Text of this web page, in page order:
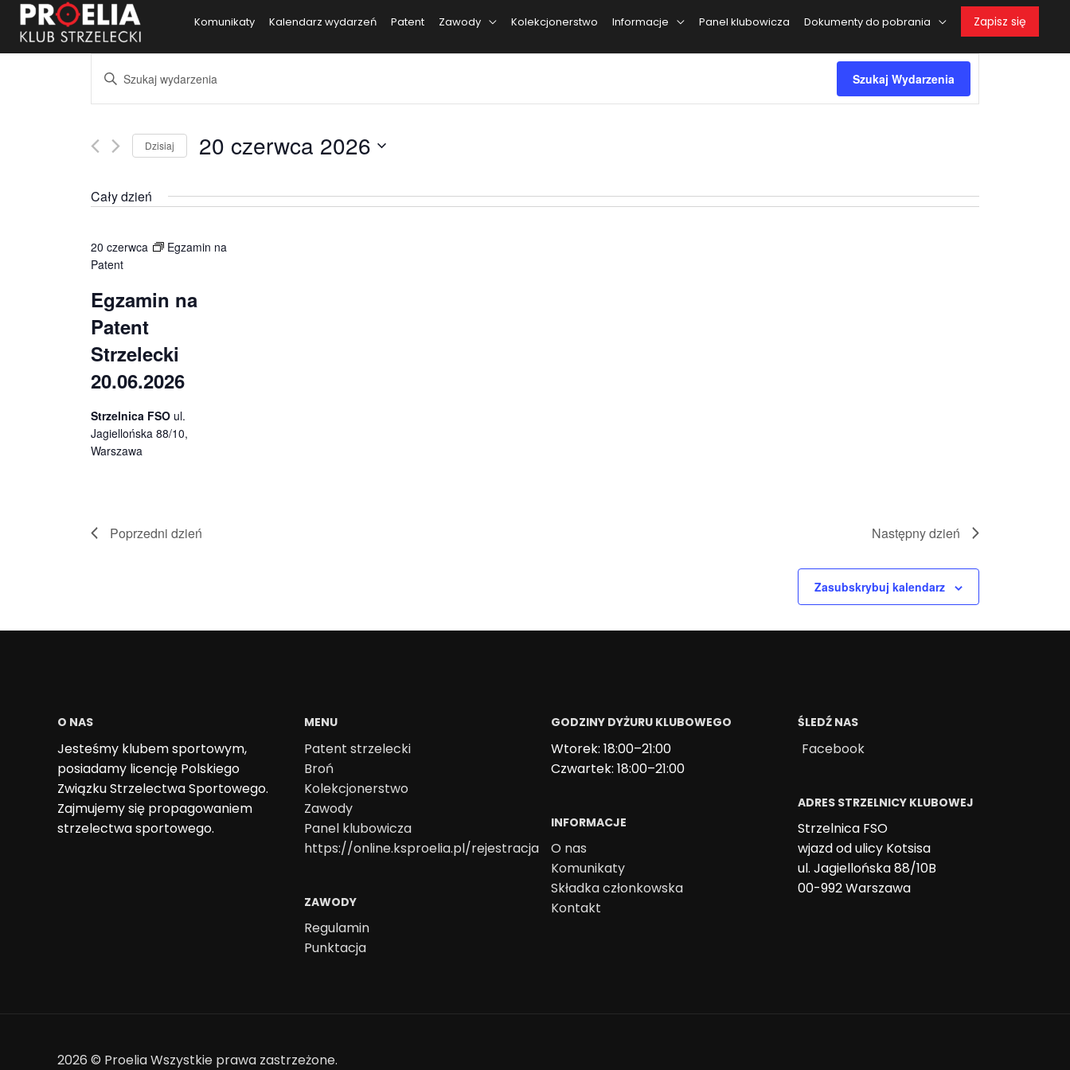
Komunikaty Kalendarz wydarzeń Patent Zawody Kolekcjonerstwo Informacje Panel klubowicza Dokumenty do pobrania Zapisz się
Wydarzenia
Search
and
Navigation
Wpisz
wg
kluczowego
Wydarzenia
Szukaj Wydarzenia
Dzisiaj 20 czerwca 2026
Cały dzień
20 czerwca
Egzamin na
Patent
Egzamin na
Patent
Strzelecki
20.06.2026
Strzelnica FSO ul.
Jagiellońska 88/10,
Warszawa
Poprzedni dzień Następny dzień
Zasubskrybuj kalendarz
O NAS
Jesteśmy klubem sportowym,
posiadamy licencję Polskiego
Związku Strzelectwa Sportowego.
Zajmujemy się propagowaniem
strzelectwa sportowego.
MENU
Patent strzelecki
Broń
Kolekcjonerstwo
Zawody
Panel klubowicza
https://online.ksproelia.pl/rejestracja
ZAWODY
Regulamin
Punktacja
GODZINY DYŻURU KLUBOWEGO
Wtorek: 18:00–21:00
Czwartek: 18:00–21:00
INFORMACJE
O nas
Komunikaty
Składka członkowska
Kontakt
ŚLEDŹ NAS
Facebook
ADRES STRZELNICY KLUBOWEJ
Strzelnica FSO
wjazd od ulicy Kotsisa
ul. Jagiellońska 88/10B
00-992 Warszawa
2026 © ProeliaWszystkie prawa zastrzeżone.